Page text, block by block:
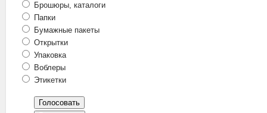
Брошюры, каталоги
Папки
Бумажные пакеты
Открытки
Упаковка
Воблеры
Этикетки